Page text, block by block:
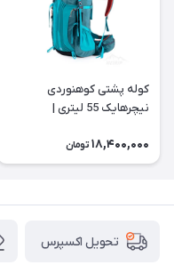
کوله پشتی کوهنوردی
نیچرهایک 55 لیتری |
18,400,000 تومان
تحویل اکسپرس